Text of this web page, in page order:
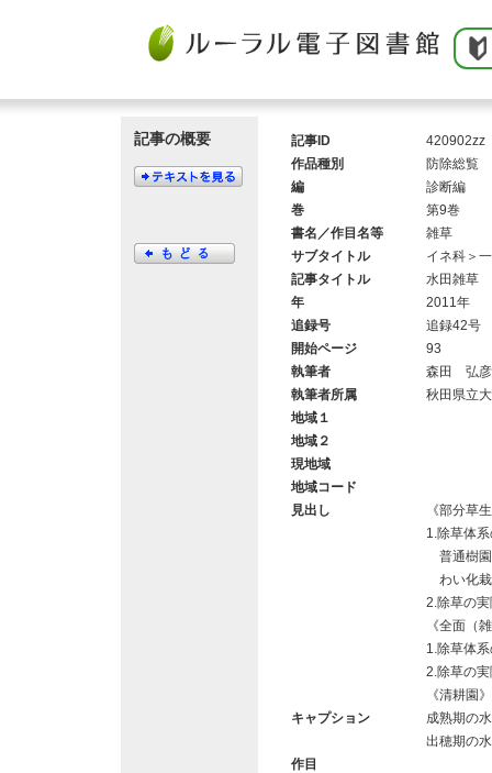
記事の概要 記事ID
420902zz
作品種別
防除総覧
編
診断編
巻
第9巻
書名／作目名等
雑草
サブタイトル
イネ科＞
記事タイトル
水田雑草
年
2011年
追録号
追録42号
開始ページ
93
執筆者
森田 弘彦
執筆者所属
秋田県立
地域１
地域２
現地域
地域コード
見出し
《部分草
1.除草体
普通樹園
わい化
2.除草の実
《全面（
1.除草体
2.除草の実
《清耕園》
キャプション
成熟期の
出穂期の
作目